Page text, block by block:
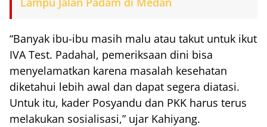
“Banyak ibu-ibu masih malu atau takut untuk ikut
IVA Test. Padahal, pemeriksaan dini bisa
menyelamatkan karena masalah kesehatan
diketahui lebih awal dan dapat segera diatasi.
Untuk itu, kader Posyandu dan PKK harus terus
melakukan sosialisasi,” ujar Kahiyang.